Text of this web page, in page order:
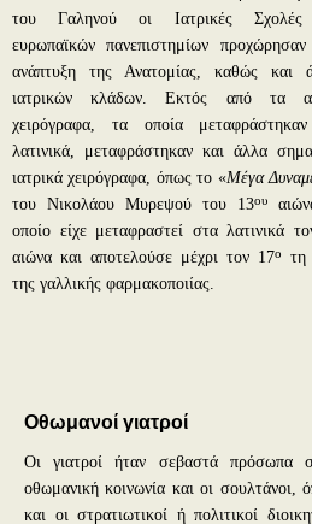
του Γαληνού οι Ιατρικές
ευρωπαϊκών πανεπιστημίων
ανάπτυξη της Ανατομίας, καθώς και
ιατρικών κλάδων. Εκτός από τα
χειρόγραφα, τα οποία
λατινικά, μεταφράστηκαν και άλλα
ιατρικά χειρόγραφα, όπως το «Μέγα
του Νικολάου Μυρεψού του 13ου
οποίο είχε μεταφραστεί στα λατινικά
αιώνα και αποτελούσε μέχρι τον 17ο
τη
της γαλλικής φαρμακοποιίας.
Οθωμανοί γιατροί
Οι γιατροί ήταν σεβαστά πρόσωπα
οθωμανική κοινωνία και οι σουλτάνοι,
και οι στρατιωτικοί ή πολιτικοί